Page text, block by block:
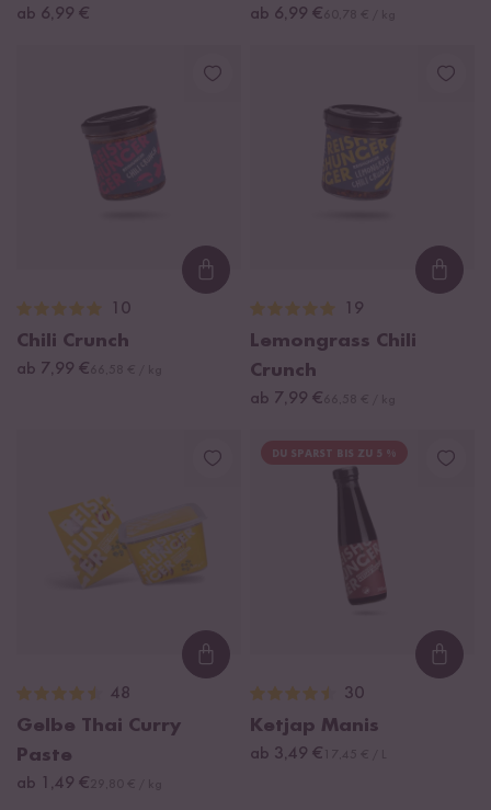
ab 6,99 € ab 6,99 €
Loading...
10
Chili Crunch
ab 7,99 €
19
Lemongrass Chili
Crunch
ab 7,99 €
Loading...
48
Gelbe Thai Curry
Paste
ab 1,49 €
DU SPARST BIS ZU 5 %
30
Ketjap Manis
ab 3,49 €